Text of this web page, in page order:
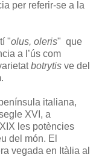
per referir-se a la
"olus, oleris" que
a l’ús com
botrytis ve del
italiana,
XVI, a
les potències
del món. El
vegada en Itàlia al